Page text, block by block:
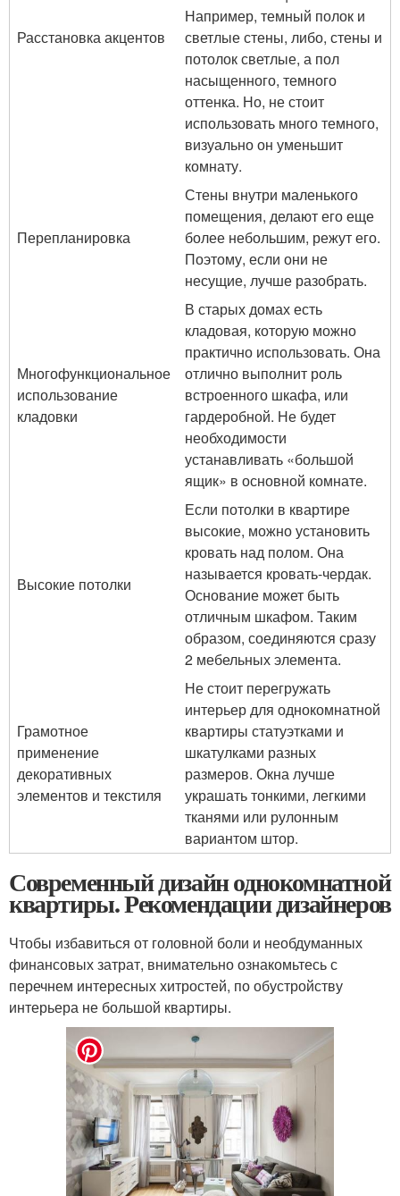
Расстановка акцентов
Например, темный полок и
светлые стены, либо, стены и
потолок светлые, а пол
насыщенного, темного
оттенка. Но, не стоит
использовать много темного,
визуально он уменьшит
комнату.
Перепланировка
Стены внутри маленького
помещения, делают его еще
более небольшим, режут его.
Поэтому, если они не
несущие, лучше разобрать.
Многофункциональное
использование
кладовки
В старых домах есть
кладовая, которую можно
практично использовать. Она
отлично выполнит роль
встроенного шкафа, или
гардеробной. Не будет
необходимости
устанавливать «большой
ящик» в основной комнате.
Высокие потолки
Если потолки в квартире
высокие, можно установить
кровать над полом. Она
называется кровать-чердак.
Основание может быть
отличным шкафом. Таким
образом, соединяются сразу
2 мебельных элемента.
Грамотное
применение
декоративных
элементов и текстиля
Не стоит перегружать
интерьер для однокомнатной
квартиры статуэтками и
шкатулками разных
размеров. Окна лучше
украшать тонкими, легкими
тканями или рулонным
вариантом штор.
Современный дизайн однокомнатной
квартиры. Рекомендации дизайнеров
Чтобы избавиться от головной боли и необдуманных
финансовых затрат, внимательно ознакомьтесь с
перечнем интересных хитростей, по обустройству
интерьера не большой квартиры.